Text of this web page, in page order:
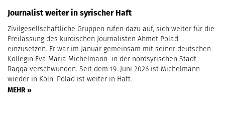
Journalist weiter in syrischer Haft
Zivilgesellschaftliche Gruppen rufen dazu auf, sich weiter für die
Freilassung des kurdischen Journalisten Ahmet Polad
einzusetzen. Er war im Januar gemeinsam mit seiner deutschen
Kollegin Eva Maria Michelmann in der nordsyrischen Stadt
Raqqa verschwunden. Seit dem 19. Juni 2026 ist Michelmann
wieder in Köln. Polad ist weiter in Haft.
MEHR »